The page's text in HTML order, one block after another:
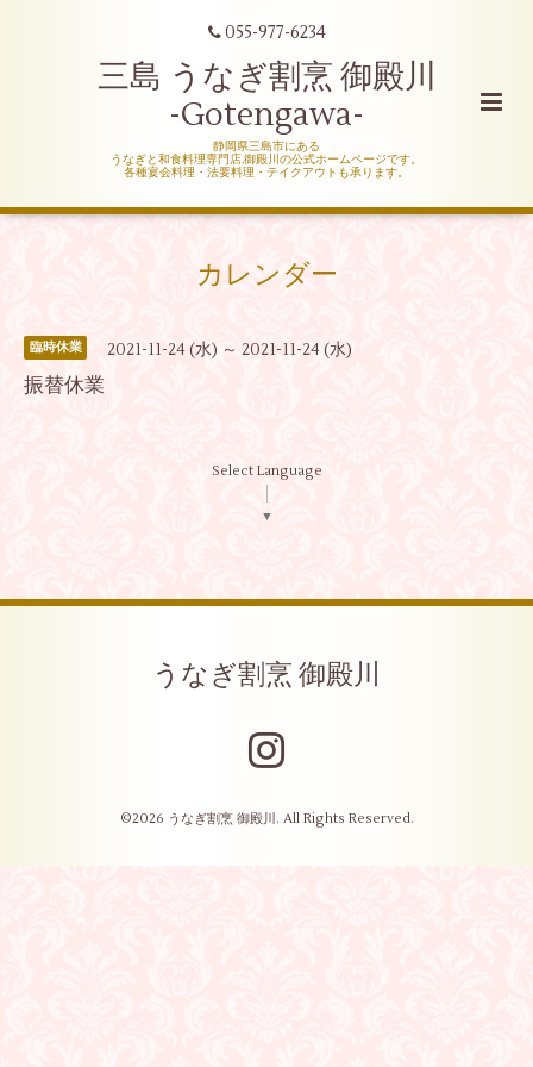
055-977-6234
三島 うなぎ割烹 御殿川
-Gotengawa-
静岡県三島市にある
うなぎと和食料理専門店,御殿川の公式ホームページです。
各種宴会料理・法要料理・テイクアウトも承ります。
カレンダー
臨時休業 2021-11-24 (水) ～ 2021-11-24 (水)
振替休業
Select Language
▼
うなぎ割烹 御殿川
©2026 うなぎ割烹 御殿川 . All Rights Reserved.